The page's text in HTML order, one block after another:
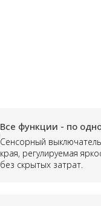
Все функции - по
Сенсорный
края, регулируемая
без скрытых затрат.